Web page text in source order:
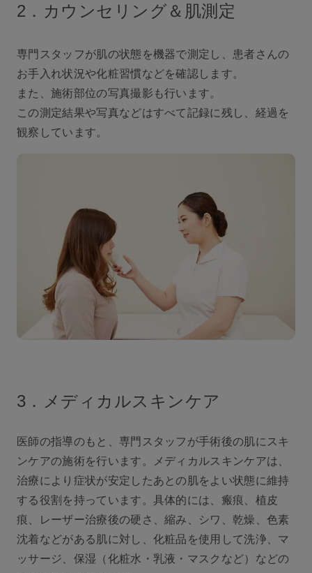
2．カウンセリング＆肌測定
専門スタッフが肌の状態を機器で測定し、患者さんの
お手入れ状況や化粧習慣などを確認します。
また、施術部位の写真撮影も行います。
この測定結果や写真などはすべて記録に残し、経過を
観察しています。
3．メディカルスキンケア
医師の指導のもと、専門スタッフが⼿術後の肌にスキ
ンケアの施術を行います。メディカルスキンケアは、
治療により症状が安定したあとの肌をよい状態に維持
する役割を持っています。具体的には、瘢痕、植⽪
痕、レーザー治療後の硬さ、縮み、シワ、乾燥、⾊素
沈着などがある肌に対し、化粧品を使⽤して洗浄、マ
ッサージ、保湿（化粧水・乳液・マスクなど）などの